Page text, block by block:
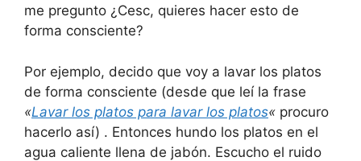
me pregunto ¿Cesc, quieres hacer esto de
forma consciente?
Por ejemplo, decido que voy a lavar los platos
de forma consciente (desde que leí la frase
«Lavar los platos para lavar los platos« procuro
hacerlo así) . Entonces hundo los platos en el
agua caliente llena de jabón. Escucho el ruido